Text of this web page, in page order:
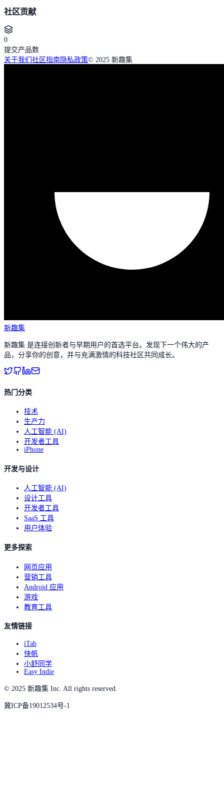
社区贡献
0
提交产品数
关于我们 社区指南隐私政策© 2025 新趣集
新趣集
新趣集 是连接创新者与早期用户的首选平台。发现下一个伟大的产
品，分享你的创意，并与充满激情的科技社区共同成长。
热门分类
技术
生产力
人工智能 (AI)
开发者工具
iPhone
开发与设计
人工智能 (AI)
设计工具
开发者工具
SaaS 工具
用户体验
更多探索
网页应用
营销工具
Android 应用
游戏
教育工具
友情链接
iTab
快帆
小舒同学
Easy Indie
© 2025 新趣集 Inc. All rights reserved.
冀ICP备19012534号-1